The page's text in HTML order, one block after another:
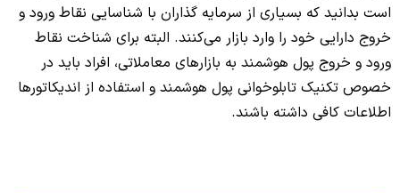
است بدانید که بسیاری از سرمایه گذاران با شناسایی نقاط ورود و
خروج دارایی خود را وارد بازار می‌کنند. البته برای شناخت نقاط
ورود و خروج پول هوشمند به بازارهای معاملاتی، افراد باید در
خصوص تکنیک تابلوخوانی پول هوشمند و استفاده از اندیکاتورها
اطلاعات کافی داشته باشند.